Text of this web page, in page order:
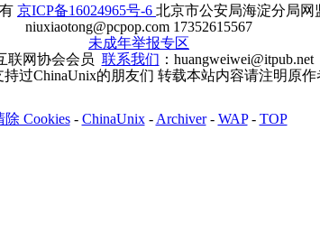
京ICP备16024965号-6 北京市公安局海淀分局网
niuxiaotong@pcpop.com 17352615567
未成年举报专区
联网协会会员 联系我们 ：huangweiwei@itpub.net
过ChinaUnix的朋友们 转载本站内容请注明原
除 Cookies- ChinaUnix- Archiver- WAP- TOP